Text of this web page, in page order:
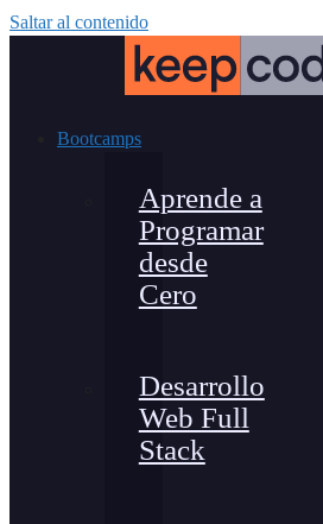
Saltar al contenido
Bootcamps
Aprende a
Programar
desde
Cero
Desarrollo
Web Full
Stack